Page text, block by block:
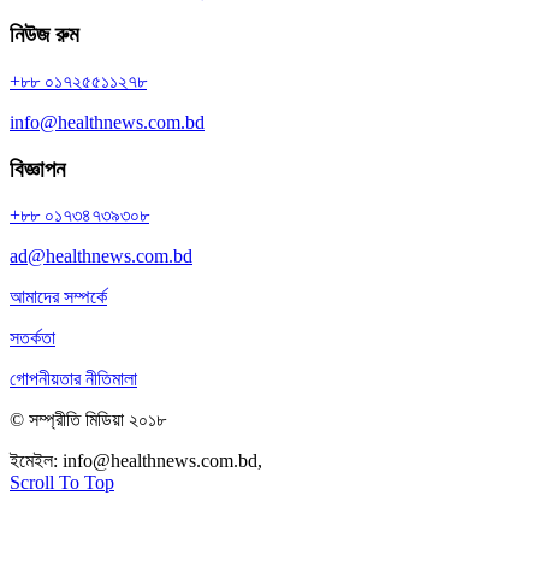
নিউজ রুম
+৮৮ ০১৭২৫৫১১২৭৮
info@healthnews.com.bd
বিজ্ঞাপন
+৮৮ ০১৭৩৪৭৩৯৩০৮
ad@healthnews.com.bd
আমাদের সম্পর্কে
সতর্কতা
গোপনীয়তার নীতিমালা
© সম্প্রীতি মিডিয়া ২০১৮
ইমেইল: info@healthnews.com.bd,
Scroll To Top